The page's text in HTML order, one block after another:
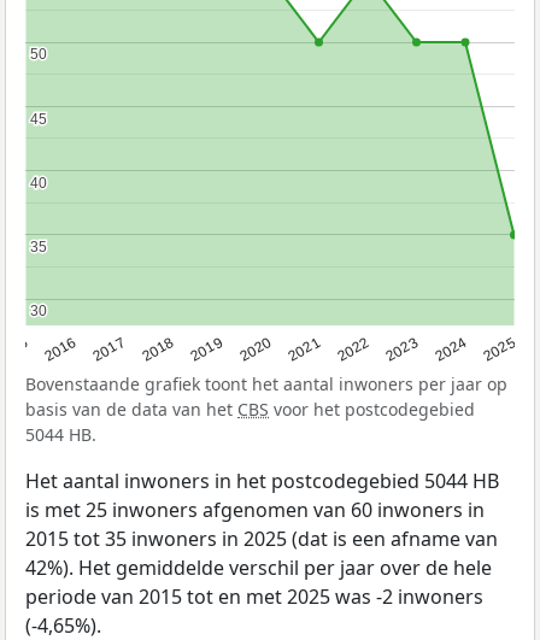
2016 2017 2018 2019 2020 2021 2022 2023 2024 2025
30
30
35
35
40
40
45
45
50
50
Bovenstaande grafiek toont het aantal inwoners per jaar op
basis van de data van het CBS voor het postcodegebied
5044 HB.
Het aantal inwoners in het postcodegebied 5044 HB
is met 25 inwoners afgenomen van 60 inwoners in
2015 tot 35 inwoners in 2025 (dat is een afname van
42%). Het gemiddelde verschil per jaar over de hele
periode van 2015 tot en met 2025 was -2 inwoners
(-4,65%).